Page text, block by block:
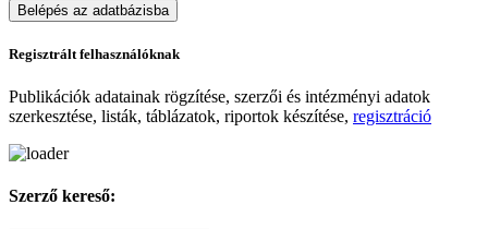
Belépés az adatbázisba
Regisztrált felhasználóknak
Publikációk adatainak rögzítése, szerzői és intézményi adatok
szerkesztése, listák, táblázatok, riportok készítése, regisztráció
Szerző kereső: